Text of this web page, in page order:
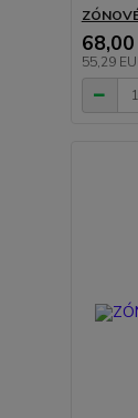
68,00
55,29